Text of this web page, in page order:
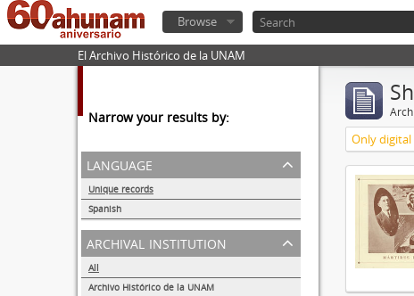
Browse
El Archivo Histórico de la UNAM
Narrow your results by:
language
Unique records
Spanish
1
archival institution
All
Archivo Histórico de la UNAM
Only